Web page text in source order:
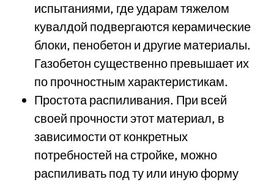
испытаниями, где ударам тяжелом
кувалдой подвергаются керамические
блоки, пенобетон и другие материалы.
Газобетон существенно превышает их
по прочностным характеристикам.
Простота распиливания. При всей
своей прочности этот материал, в
зависимости от конкретных
потребностей на стройке, можно
распиливать под ту или иную форму